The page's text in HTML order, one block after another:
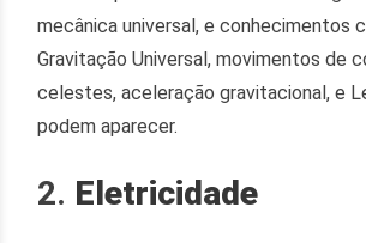
mecânica universal, e conhecimentos
Gravitação Universal, movimentos de
celestes, aceleração gravitacional, e
podem aparecer.
2. Eletricidade